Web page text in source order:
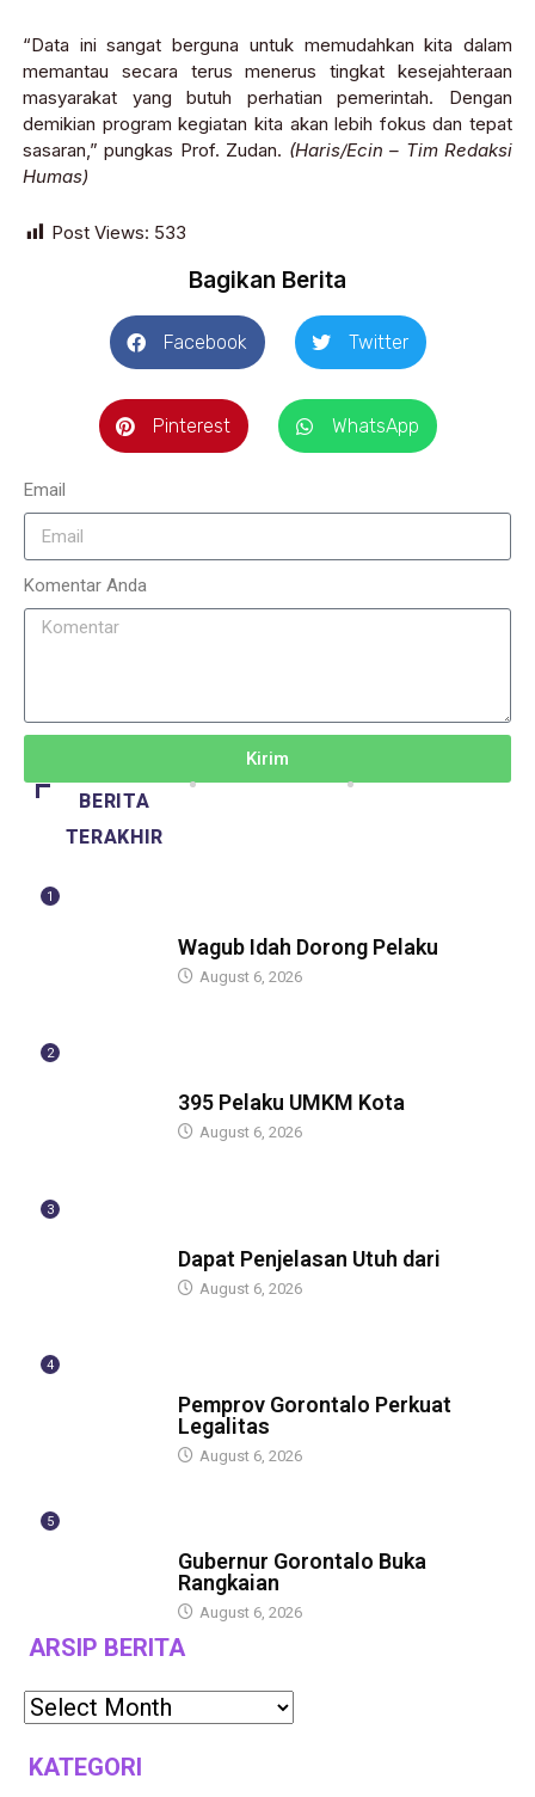
“Data ini sangat berguna untuk memudahkan kita dalam
memantau secara terus menerus tingkat kesejahteraan
masyarakat yang butuh perhatian pemerintah. Dengan
demikian program kegiatan kita akan lebih fokus dan tepat
sasaran,” pungkas Prof. Zudan. (Haris/Ecin – Tim Redaksi
Humas)
Post Views: 533
Bagikan Berita
Facebook Twitter
Pinterest WhatsApp
Email
Komentar Anda
Kirim
BERITA
TERAKHIR
1
Wagub Idah Dorong Pelaku
August 6, 2026
2
395 Pelaku UMKM Kota
August 6, 2026
3
Dapat Penjelasan Utuh dari
August 6, 2026
4
Pemprov Gorontalo Perkuat
Legalitas
August 6, 2026
5
Gubernur Gorontalo Buka
Rangkaian
August 6, 2026
ARSIP BERITA
KATEGORI